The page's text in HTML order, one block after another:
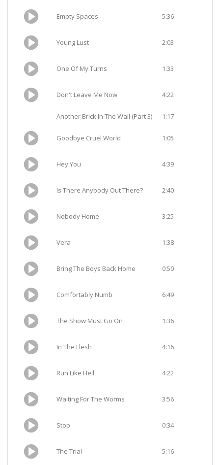
Empty Spaces 5:36
Young Lust 2:03
One Of My Turns 1:33
Don't Leave Me Now 4:22
Another Brick In The Wall (Part 3) 1:17
Goodbye Cruel World 1:05
Hey You 4:39
Is There Anybody Out There? 2:40
Nobody Home 3:25
Vera 1:38
Bring The Boys Back Home 0:50
Comfortably Numb 6:49
The Show Must Go On 1:36
In The Flesh 4:16
Run Like Hell 4:22
Waiting For The Worms 3:56
Stop 0:34
The Trial 5:16